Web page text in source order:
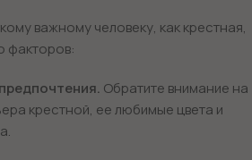
важному человеку, как крестная,
факторов:
Обратите внимание на
крестной, ее любимые цвета и